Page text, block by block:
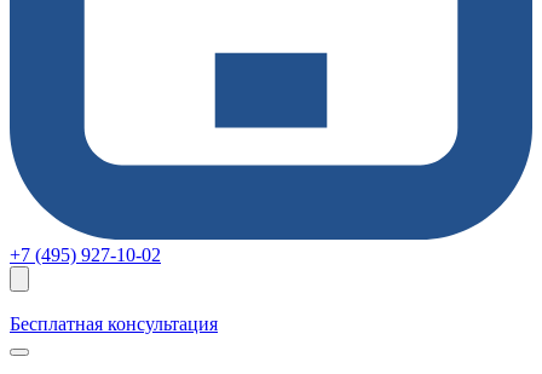
+7 (495) 927-10-02
Бесплатная консультация